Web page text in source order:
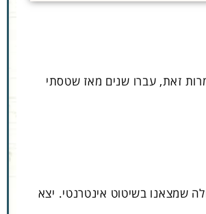
זאת, עברו שנים מאז שטסתי
שמצאנו בשיטוט אינטרנטי. יצא